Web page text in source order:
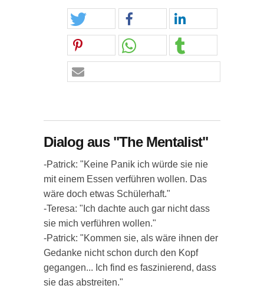
Dialog aus "The Mentalist"
-Patrick: "Keine Panik ich würde sie nie
mit einem Essen verführen wollen. Das
wäre doch etwas Schülerhaft."
-Teresa: "Ich dachte auch gar nicht dass
sie mich verführen wollen."
-Patrick: "Kommen sie, als wäre ihnen der
Gedanke nicht schon durch den Kopf
gegangen... Ich find es faszinierend, dass
sie das abstreiten."